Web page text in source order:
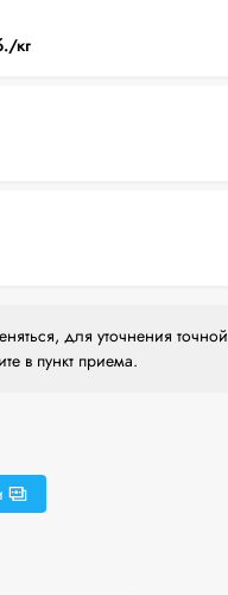
кг
для уточнения
в пункт приема.